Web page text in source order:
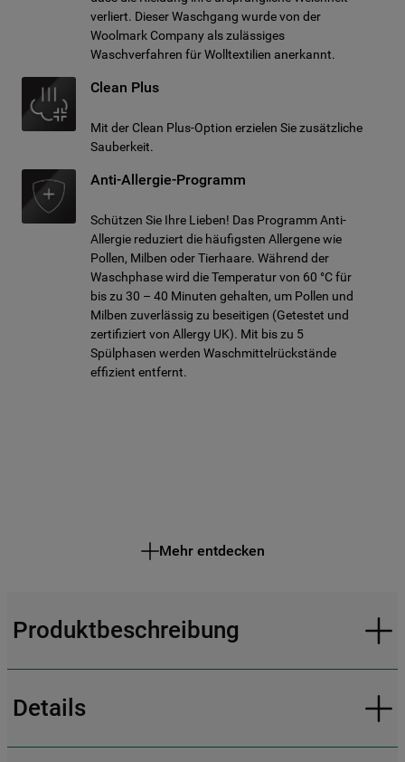
verliert. Dieser Waschgang wurde von der
Woolmark Company als zulässiges
Waschverfahren für Wolltextilien anerkannt.
Clean Plus
Mit der Clean Plus-Option erzielen Sie zusätzliche
Sauberkeit.
Anti-Allergie-Programm
Schützen Sie Ihre Lieben! Das Programm Anti-
Allergie reduziert die häufigsten Allergene wie
Pollen, Milben oder Tierhaare. Während der
Waschphase wird die Temperatur von 60 °C für
bis zu 30 – 40 Minuten gehalten, um Pollen und
Milben zuverlässig zu beseitigen (Getestet und
zertifiziert von Allergy UK). Mit bis zu 5
Spülphasen werden Waschmittelrückstände
effizient entfernt.
Mehr entdecken
Produktbeschreibung
Details